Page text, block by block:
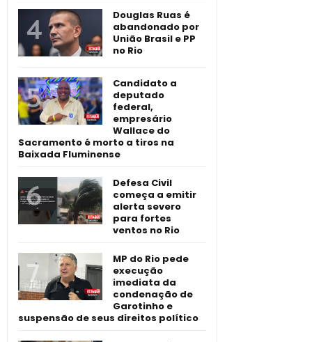
Douglas Ruas é
abandonado por
União Brasil e PP
no Rio
Candidato a
deputado
federal,
empresário
Wallace do
Sacramento é morto a tiros na
Baixada Fluminense
Defesa Civil
começa a emitir
alerta severo
para fortes
ventos no Rio
MP do Rio pede
execução
imediata da
condenação de
Garotinho e
suspensão de seus direitos político